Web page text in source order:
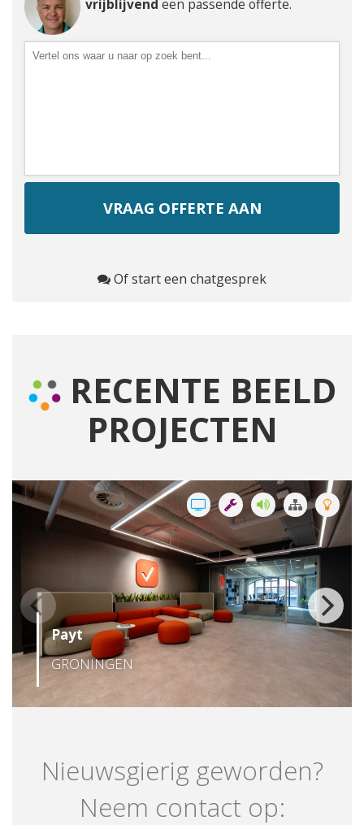
vrijblijvend een passende offerte.
Of start een chatgesprek
RECENTE BEELD
PROJECTEN
Payt
GRONINGEN
Nieuwsgierig geworden?
Neem contact op: